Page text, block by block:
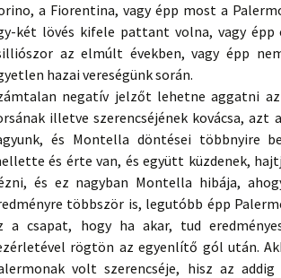
a Fiorentina, vagy épp most a
két lövés kifele pattant volna, vagy
az elmúlt években, vagy épp
hazai vereségünk során.
negatív jelzőt lehetne aggatni
illetve szerencséjének kovácsa, azt
és Montella döntései többnyire
és érte van, és együtt küzdenek,
és ez nagyban Montella hibája,
többször is, legutóbb épp
a csapat, hogy ha akar, tud
rögtön az egyenlítő gól után.
volt szerencséje, hisz az